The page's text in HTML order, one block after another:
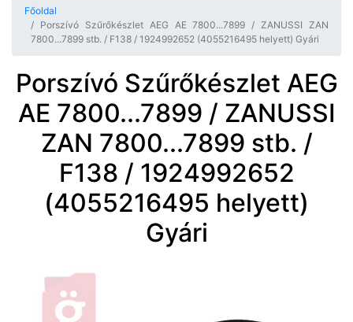
Főoldal
Porszívó Szűrőkészlet AEG AE 7800...7899 / ZANUSSI ZAN
7800...7899 stb. / F138 / 1924992652 (4055216495 helyett) Gyári
Porszívó Szűrőkészlet AEG
AE 7800...7899 / ZANUSSI
ZAN 7800...7899 stb. /
F138 / 1924992652
(4055216495 helyett)
Gyári